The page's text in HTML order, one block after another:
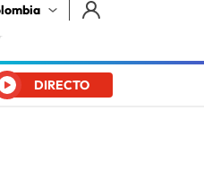
DIRECTO